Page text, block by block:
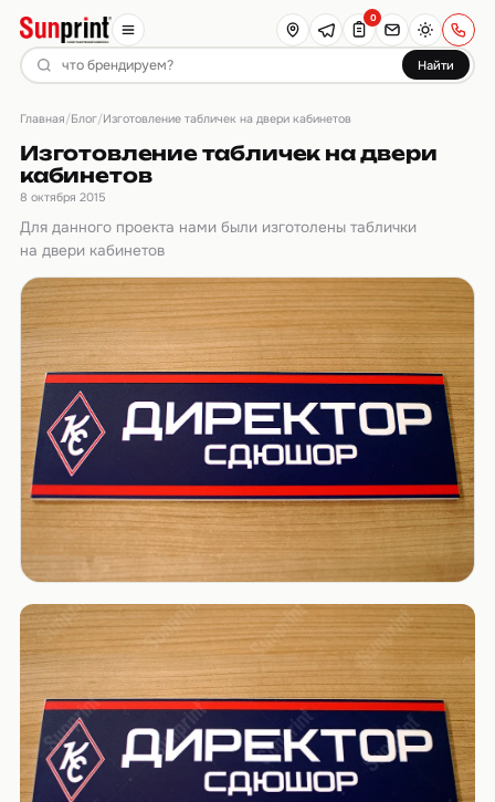
Найти
0
Главная/Блог/Изготовление табличек на двери кабинетов
Изготовление табличек на двери
кабинетов
8 октября 2015
Для данного проекта нами были изготолены таблички
на двери кабинетов